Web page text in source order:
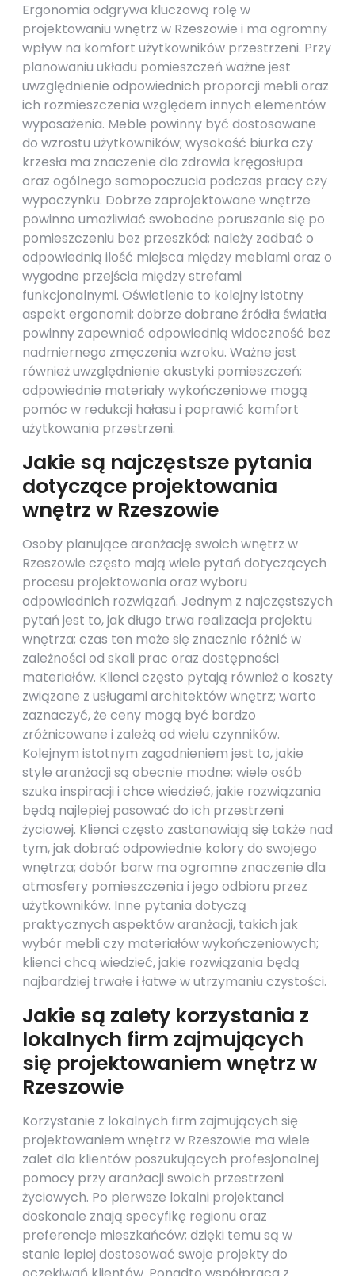
Ergonomia odgrywa kluczową rolę w
projektowaniu wnętrz w Rzeszowie i ma ogromny
wpływ na komfort użytkowników przestrzeni. Przy
planowaniu układu pomieszczeń ważne jest
uwzględnienie odpowiednich proporcji mebli oraz
ich rozmieszczenia względem innych elementów
wyposażenia. Meble powinny być dostosowane
do wzrostu użytkowników; wysokość biurka czy
krzesła ma znaczenie dla zdrowia kręgosłupa
oraz ogólnego samopoczucia podczas pracy czy
wypoczynku. Dobrze zaprojektowane wnętrze
powinno umożliwiać swobodne poruszanie się po
pomieszczeniu bez przeszkód; należy zadbać o
odpowiednią ilość miejsca między meblami oraz o
wygodne przejścia między strefami
funkcjonalnymi. Oświetlenie to kolejny istotny
aspekt ergonomii; dobrze dobrane źródła światła
powinny zapewniać odpowiednią widoczność bez
nadmiernego zmęczenia wzroku. Ważne jest
również uwzględnienie akustyki pomieszczeń;
odpowiednie materiały wykończeniowe mogą
pomóc w redukcji hałasu i poprawić komfort
użytkowania przestrzeni.
Jakie są najczęstsze pytania
dotyczące projektowania
wnętrz w Rzeszowie
Osoby planujące aranżację swoich wnętrz w
Rzeszowie często mają wiele pytań dotyczących
procesu projektowania oraz wyboru
odpowiednich rozwiązań. Jednym z najczęstszych
pytań jest to, jak długo trwa realizacja projektu
wnętrza; czas ten może się znacznie różnić w
zależności od skali prac oraz dostępności
materiałów. Klienci często pytają również o koszty
związane z usługami architektów wnętrz; warto
zaznaczyć, że ceny mogą być bardzo
zróżnicowane i zależą od wielu czynników.
Kolejnym istotnym zagadnieniem jest to, jakie
style aranżacji są obecnie modne; wiele osób
szuka inspiracji i chce wiedzieć, jakie rozwiązania
będą najlepiej pasować do ich przestrzeni
życiowej. Klienci często zastanawiają się także nad
tym, jak dobrać odpowiednie kolory do swojego
wnętrza; dobór barw ma ogromne znaczenie dla
atmosfery pomieszczenia i jego odbioru przez
użytkowników. Inne pytania dotyczą
praktycznych aspektów aranżacji, takich jak
wybór mebli czy materiałów wykończeniowych;
klienci chcą wiedzieć, jakie rozwiązania będą
najbardziej trwałe i łatwe w utrzymaniu czystości.
Jakie są zalety korzystania z
lokalnych firm zajmujących
się projektowaniem wnętrz w
Rzeszowie
Korzystanie z lokalnych firm zajmujących się
projektowaniem wnętrz w Rzeszowie ma wiele
zalet dla klientów poszukujących profesjonalnej
pomocy przy aranżacji swoich przestrzeni
życiowych. Po pierwsze lokalni projektanci
doskonale znają specyfikę regionu oraz
preferencje mieszkańców; dzięki temu są w
stanie lepiej dostosować swoje projekty do